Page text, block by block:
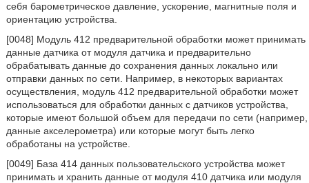
себя барометрическое давление, ускорение, магнитные поля и
ориентацию устройства.
[0048] Модуль 412 предварительной обработки может принимать
данные датчика от модуля датчика и предварительно
обрабатывать данные до сохранения данных локально или
отправки данных по сети. Например, в некоторых вариантах
осуществления, модуль 412 предварительной обработки может
использоваться для обработки данных с датчиков устройства,
которые имеют большой объем для передачи по сети (например,
данные акселерометра) или которые могут быть легко
обработаны на устройстве.
[0049] База 414 данных пользовательского устройства может
принимать и хранить данные от модуля 410 датчика или модуля